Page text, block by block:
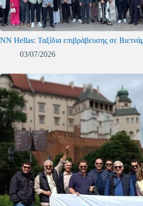
NN Hellas: Ταξίδια επιβράβευσης σε
03/07/2026